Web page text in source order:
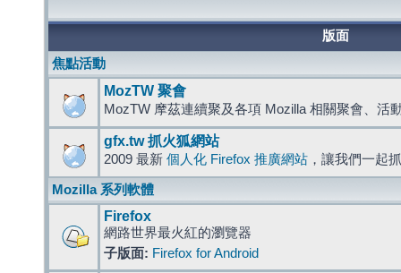
版面
焦點活動
MozTW 聚會
MozTW 摩茲連續聚及各項 Mozilla 相關聚會、活
gfx.tw 抓火狐網站
2009 最新 個人化 Firefox 推廣網站 ，讓我們一起
Mozilla 系列軟體
Firefox
網路世界最火紅的瀏覽器
子版面: Firefox for Android